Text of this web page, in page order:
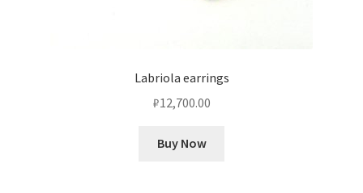
Labriola earrings
₽12,700.00
Buy Now